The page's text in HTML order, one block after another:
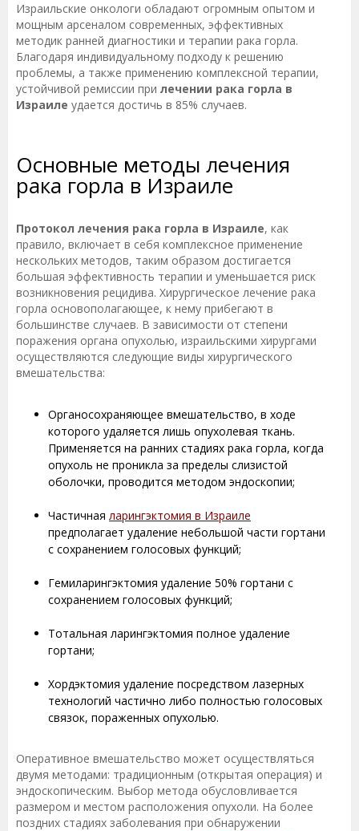
Израильские онкологи обладают огромным опытом и
мощным арсеналом современных, эффективных
методик ранней диагностики и терапии рака горла.
Благодаря индивидуальному подходу к решению
проблемы, а также применению комплексной терапии,
устойчивой ремиссии при лечении рака горла в
Израиле удается достичь в 85% случаев.
Основные методы лечения
рака горла в Израиле
Протокол лечения рака горла в Израиле, как
правило, включает в себя комплексное применение
нескольких методов, таким образом достигается
большая эффективность терапии и уменьшается риск
возникновения рецидива. Хирургическое лечение рака
горла основополагающее, к нему прибегают в
большинстве случаев. В зависимости от степени
поражения органа опухолью, израильскими хирургами
осуществляются следующие виды хирургического
вмешательства:
Органосохраняющее вмешательство, в ходе
которого удаляется лишь опухолевая ткань.
Применяется на ранних стадиях рака горла, когда
опухоль не проникла за пределы слизистой
оболочки, проводится методом эндоскопии;
Частичная ларингэктомия в Израиле
предполагает удаление небольшой части гортани
с сохранением голосовых функций;
Гемиларингэктомия удаление 50% гортани с
сохранением голосовых функций;
Тотальная ларингэктомия полное удаление
гортани;
Хордэктомия удаление посредством лазерных
технологий частично либо полностью голосовых
связок, пораженных опухолью.
Оперативное вмешательство может осуществляться
двумя методами: традиционным (открытая операция) и
эндоскопическим. Выбор метода обусловливается
размером и местом расположения опухоли. На более
поздних стадиях заболевания при обнаружении